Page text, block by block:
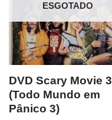
ESGOTADO
DVD Scary Movie 3
(Todo Mundo em
Pânico 3)